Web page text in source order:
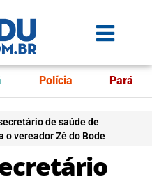
Polícia Pará
de saúde de
o vereador Zé do Bode